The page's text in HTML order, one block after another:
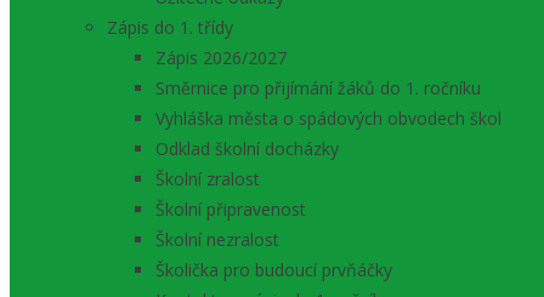
Zápis do 1. třídy
Zápis 2026/2027
Směrnice pro přijímání žáků do 1. ročníku
Vyhláška města o spádových obvodech škol
Odklad školní docházky
Školní zralost
Školní připravenost
Školní nezralost
Školička pro budoucí prvňáčky